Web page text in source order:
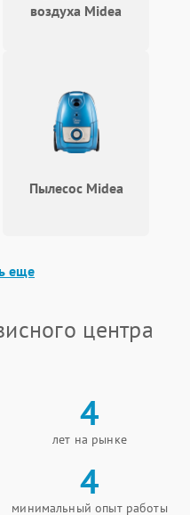
воздуха Midea
Пылесос Midea
еще
центра
4
лет на рынке
4
минимальный опыт работы